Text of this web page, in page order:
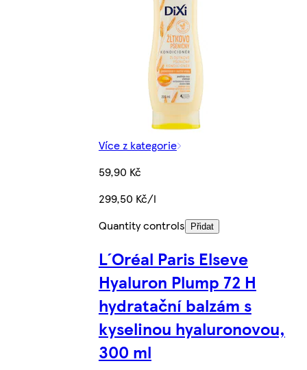
Více z kategorie
59,90 Kč
299,50 Kč/l
Quantity controls
Přidat
L´Oréal Paris Elseve
Hyaluron Plump 72 H
hydratační balzám s
kyselinou hyaluronovou,
300 ml